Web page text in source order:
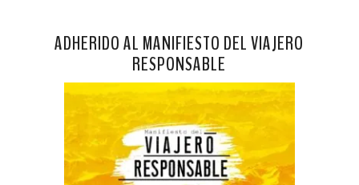
ADHERIDO AL MANIFIESTO DEL VIAJERO
RESPONSABLE